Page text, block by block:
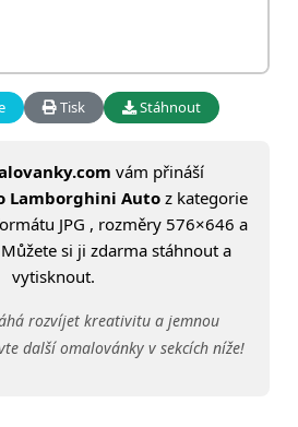
Tisk Stáhnout
vám přináší
Lamborghini Autoz kategorie
JPG , rozměry 576×646 a
si ji zdarma stáhnout a
vytisknout.
rozvíjet kreativitu a jemnou
další omalovánky v sekcích níže!